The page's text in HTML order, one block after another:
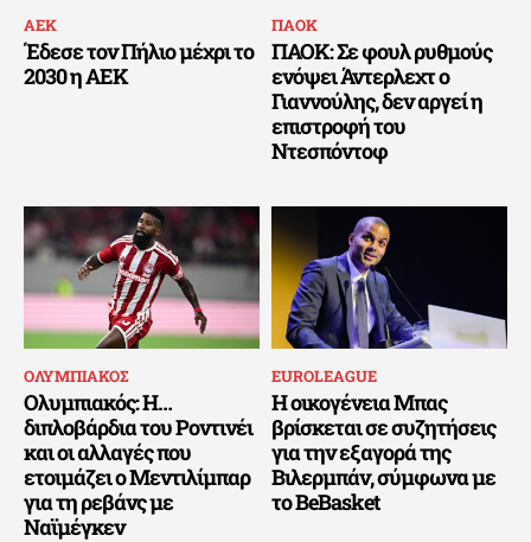
ΑΕΚ
Έδεσε τον Πήλιο μέχρι το
2030 η ΑΕΚ
ΠΑΟΚ
ΠΑΟΚ: Σε φουλ ρυθμούς
ενόψει Άντερλεχτ ο
Γιαννούλης, δεν αργεί η
επιστροφή του
Ντεσπόντοφ
ΟΛΥΜΠΙΑΚΟΣ
Ολυμπιακός: Η…
διπλοβάρδια του Ροντινέι
και οι αλλαγές που
ετοιμάζει ο Μεντιλίμπαρ
για τη ρεβάνς με
Ναϊμέγκεν
EUROLEAGUE
Η οικογένεια Μπας
βρίσκεται σε συζητήσεις
για την εξαγορά της
Βιλερμπάν, σύμφωνα με
το BeBasket